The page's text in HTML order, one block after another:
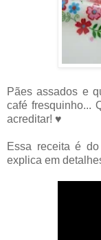
Pães assados e
café fresquinho...
acreditar! ♥
Essa receita é do
explica em